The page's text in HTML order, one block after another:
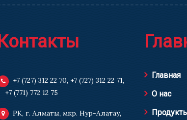
Контакты
+7 (727) 312 22 70, +7 (727) 312 22 71,
+7 (771) 772 12 75
РК, г. Алматы, мкр. Нур-Алатау,
Главная
О нас